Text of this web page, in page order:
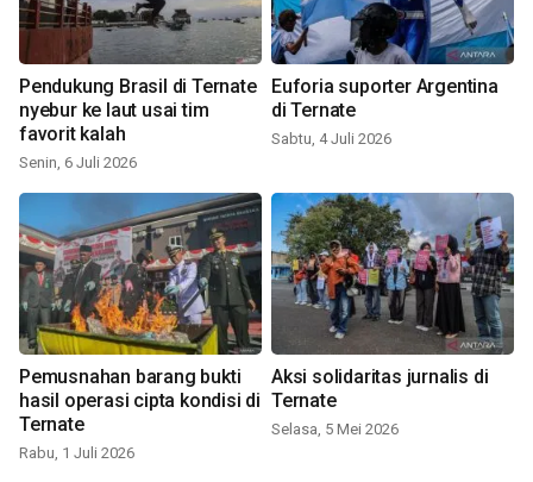
Pendukung Brasil di Ternate
nyebur ke laut usai tim
favorit kalah
Senin, 6 Juli 2026
Euforia suporter Argentina
di Ternate
Sabtu, 4 Juli 2026
Pemusnahan barang bukti
hasil operasi cipta kondisi di
Ternate
Rabu, 1 Juli 2026
Aksi solidaritas jurnalis di
Ternate
Selasa, 5 Mei 2026